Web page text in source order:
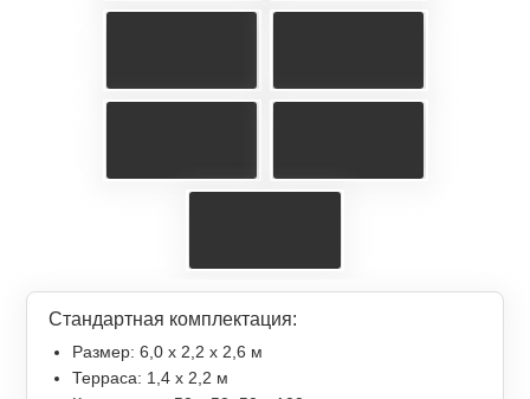
Стандартная комплектация:
Размер: 6,0 х 2,2 х 2,6 м
Терраса: 1,4 x 2,2 м